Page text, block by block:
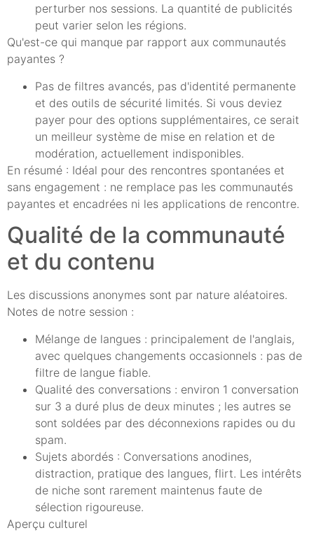
perturber nos sessions. La quantité de publicités
peut varier selon les régions.
Qu'est-ce qui manque par rapport aux communautés
payantes ?
Pas de filtres avancés, pas d'identité permanente
et des outils de sécurité limités. Si vous deviez
payer pour des options supplémentaires, ce serait
un meilleur système de mise en relation et de
modération, actuellement indisponibles.
En résumé : Idéal pour des rencontres spontanées et
sans engagement : ne remplace pas les communautés
payantes et encadrées ni les applications de rencontre.
Qualité de la communauté
et du contenu
Les discussions anonymes sont par nature aléatoires.
Notes de notre session :
Mélange de langues : principalement de l'anglais,
avec quelques changements occasionnels : pas de
filtre de langue fiable.
Qualité des conversations : environ 1 conversation
sur 3 a duré plus de deux minutes ; les autres se
sont soldées par des déconnexions rapides ou du
spam.
Sujets abordés : Conversations anodines,
distraction, pratique des langues, flirt. Les intérêts
de niche sont rarement maintenus faute de
sélection rigoureuse.
Aperçu culturel